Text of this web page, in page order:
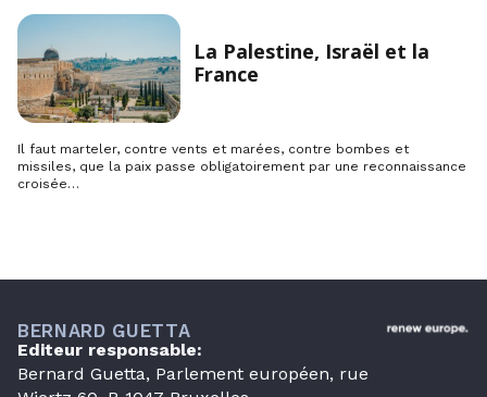
La Palestine, Israël et la
France
Il faut marteler, contre vents et marées, contre bombes et
missiles, que la paix passe obligatoirement par une reconnaissance
croisée…
BERNARD GUETTA
Editeur responsable:
Bernard Guetta, Parlement européen, rue